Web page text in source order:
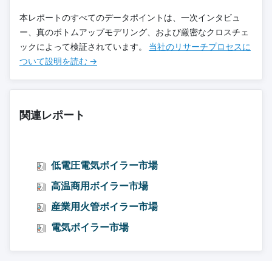
本レポートのすべてのデータポイントは、一次インタビュ
ー、真のボトムアップモデリング、および厳密なクロスチェ
ックによって検証されています。 当社のリサーチプロセスに
ついて設明を読む →
関連レポート
低電圧電気ボイラー市場
高温商用ボイラー市場
産業用火管ボイラー市場
電気ボイラー市場